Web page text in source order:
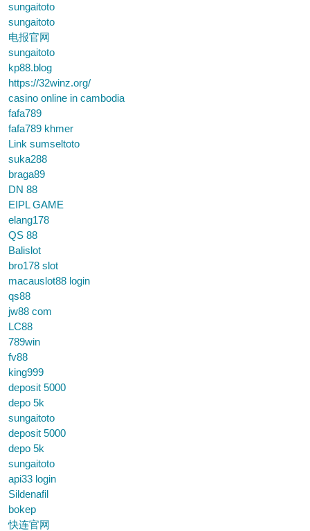
sungaitoto
sungaitoto
电报官网
sungaitoto
kp88.blog
https://32winz.org/
casino online in cambodia
fafa789
fafa789 khmer
Link sumseltoto
suka288
braga89
DN 88
EIPL GAME
elang178
QS 88
Balislot
bro178 slot
macauslot88 login
qs88
jw88 com
LC88
789win
fv88
king999
deposit 5000
depo 5k
sungaitoto
deposit 5000
depo 5k
sungaitoto
api33 login
Sildenafil
bokep
快连官网